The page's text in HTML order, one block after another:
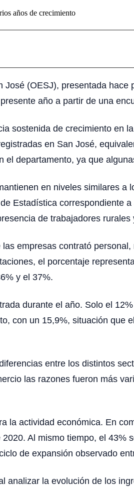
años de crecimiento
(OESJ), presentada
año a partir de una
sostenida de crecimiento en
en San José,
departamento, ya que
en niveles similares
Estadística correspondiente
de trabajadores
empresas contrató
el porcentaje
y el 37%.
durante el año. Solo el
con un 15,9%, situación
entre los distintos
las razones fueron más
la actividad económica. En
Al mismo tiempo, el
de expansión observado
analizar la evolución de los